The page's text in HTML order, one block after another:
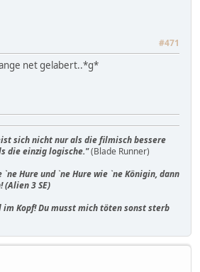
#471
net gelabert..*g*
sich nicht nur als die filmisch bessere
die einzig logische."(Blade Runner)
`ne Hure und `ne Hure wie `ne Königin, dann
(Alien 3 SE)
im Kopf! Du musst mich töten sonst sterb